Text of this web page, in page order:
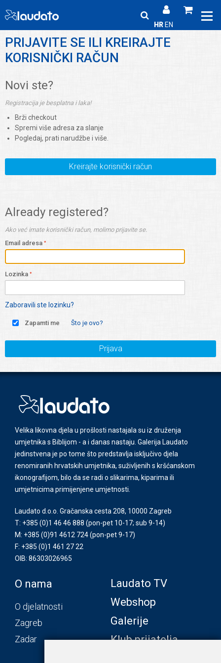
HR EN
PRIJAVITE SE ILI KREIRAJTE
KORISNIČKI RAČUN
Novi ste?
Registracija je besplatna i laka!
Brži checkout
Spremi više adresa za slanje
Pogledaj, prati narudžbe i više.
Kreirajte korisnički račun
Already registered?
Ako već imate korisnički račun, molimo prijavite se.
Email adresa
Lozinka
Zaboravili ste lozinku?
Zapamti me Što je ovo?
Prijava
Velika likovna djela u prošlosti nastajala su iz druženja
umjetnika s Biblijom - a i danas nastaju. Galerija Laudato
jedinstvena je po tome što predstavlja isključivo djela
renomiranih hrvatskih umjetnika, suživljenih s kršćanskom
ikonografijom, bilo da se radi o slikarima, kiparima ili
umjetnicima primijenjene umjetnosti.
Laudato d.o.o. Gračanska cesta 208, 10000 Zagreb
T: +385 (0)1 46 46 888 (pon-pet 10-17; sub 9-14)
M: +385 (0)91 4612 724(pon-pet 9-17)
F: +385 (0)1 461 27 22
OIB: 86303026965
O nama
O djelatnosti
Zagreb
Zadar
Laudato TV
Webshop
Galerije
Klub prijatelja